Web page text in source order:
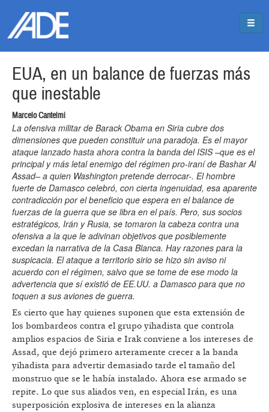
EUA, en un balance de fuerzas más
que inestable
Marcelo Cantelmi
La ofensiva militar de Barack Obama en Siria cubre dos
dimensiones que pueden constituir una paradoja. Es el mayor
ataque lanzado hasta ahora contra la banda del ISIS –que es el
principal y más letal enemigo del régimen pro-iraní de Bashar Al
Assad– a quien Washington pretende derrocar-. El hombre
fuerte de Damasco celebró, con cierta ingenuidad, esa aparente
contradicción por el beneficio que espera en el balance de
fuerzas de la guerra que se libra en el país. Pero, sus socios
estratégicos, Irán y Rusia, se tomaron la cabeza contra una
ofensiva a la que le adivinan objetivos que posiblemente
excedan la narrativa de la Casa Blanca. Hay razones para la
suspicacia. El ataque a territorio sirio se hizo sin aviso ni
acuerdo con el régimen, salvo que se tome de ese modo la
advertencia que sí existió de EE.UU. a Damasco para que no
toquen a sus aviones de guerra.
Es cierto que hay quienes suponen que esta extensión de
los bombardeos contra el grupo yihadista que controla
amplios espacios de Siria e Irak conviene a los intereses de
Assad, que dejó primero arteramente crecer a la banda
yihadista para advertir demasiado tarde el tamaño del
monstruo que se le había instalado. Ahora ese armado se
repite. Lo que sus aliados ven, en especial Irán, es una
superposición explosiva de intereses en la alianza